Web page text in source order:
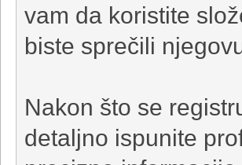
vam da koristite
biste sprečili
Nakon što se
detaljno ispunite